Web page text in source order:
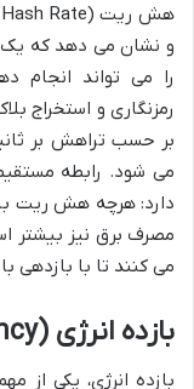
و نشان می دهد که یک
را می تواند انجام
رمزنگاری و
می شود. رابطه
دارد: هرچه هش ریت
مصرف برق نیز بیشتر
می کنند تا با بازدهی
بازده انرژی (Energy Efficiency)
بازده انرژی، یکی از